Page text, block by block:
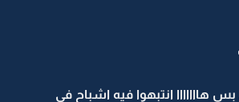
هااااااا انتبهوا فيه اشباح في